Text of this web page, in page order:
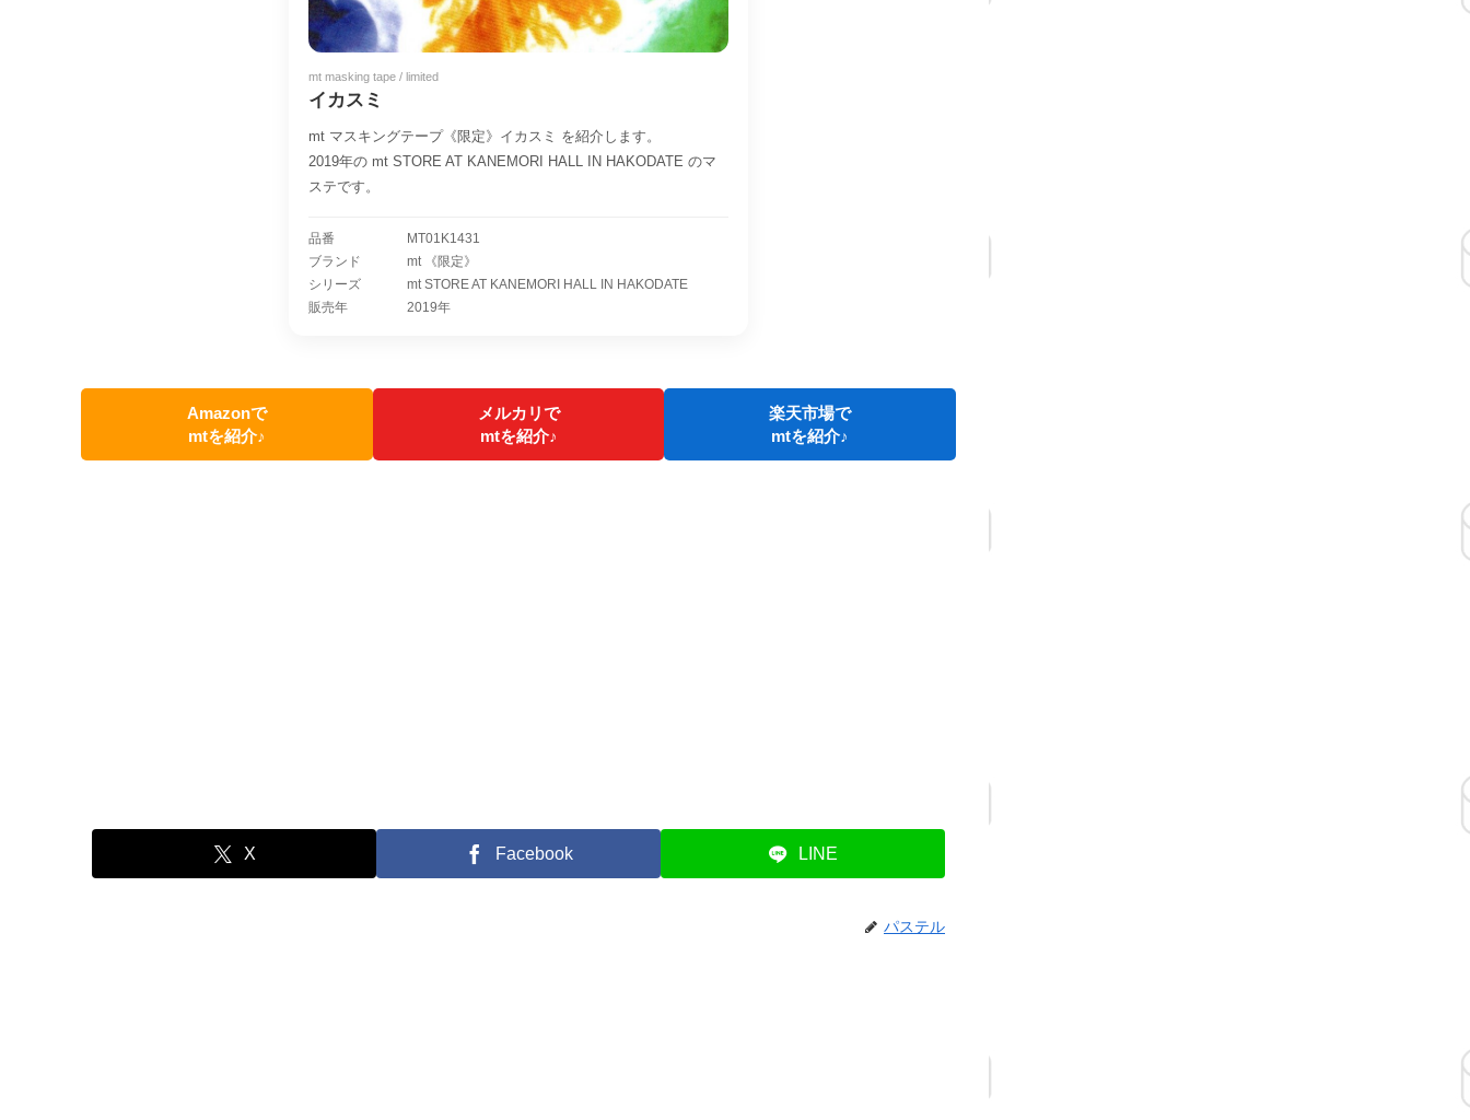
mt masking tape / limited
イカスミ
mt マスキングテープ《限定》イカスミ を紹介します。
2019年の mt STORE AT KANEMORI HALL IN HAKODATE のマ
ステです。
品番
MT01K1431
ブランド
mt 《限定》
シリーズ
mt STORE AT KANEMORI HALL IN HAKODATE
販売年
2019年
Amazonで
mtを紹介♪
メルカリで
mtを紹介♪
楽天市場で
mtを紹介♪
X Facebook LINE
パステル